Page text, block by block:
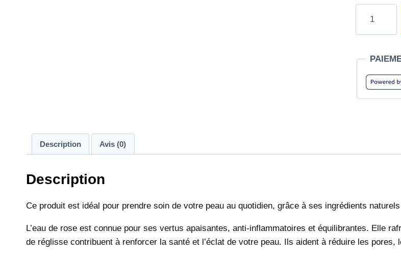
Description Avis (0)
Description
Ce produit est idéal pour prendre soin de votre peau au quotidien, grâce à ses ingrédients
L’eau de rose est connue pour ses vertus apaisantes, anti-inflammatoires et équilibrantes. Elle
de réglisse contribuent à renforcer la santé et l’éclat de votre peau. Ils aident à réduire les pores,